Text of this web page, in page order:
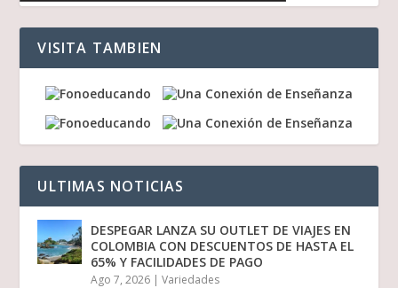
VISITA TAMBIEN
ULTIMAS NOTICIAS
DESPEGAR LANZA SU OUTLET DE VIAJES EN
COLOMBIA CON DESCUENTOS DE HASTA EL
65% Y FACILIDADES DE PAGO
Ago 7, 2026 |Variedades